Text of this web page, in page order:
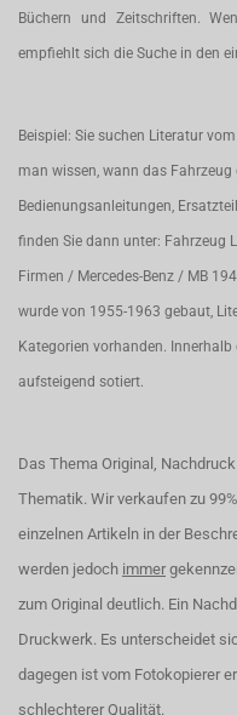
Büchern und Zeitschriften.
empfiehlt sich die Suche in den
Beispiel: Sie suchen Literatur
man wissen, wann das
Bedienungsanleitungen,
finden Sie dann unter: Fahrzeug
Firmen / Mercedes-Benz / MB
wurde von 1955-1963 gebaut,
Kategorien vorhanden.
aufsteigend sotiert.
Das Thema Original,
Thematik. Wir verkaufen zu
einzelnen Artikeln in der
werden jedoch immer
zum Original deutlich. Ein
Druckwerk. Es unterscheidet
dagegen ist vom Fotokopierer
schlechterer Qualität.